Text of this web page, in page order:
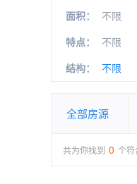
面积：
不限
特点：
不限
结构：
不限
全部房源
共为你找到 0 个